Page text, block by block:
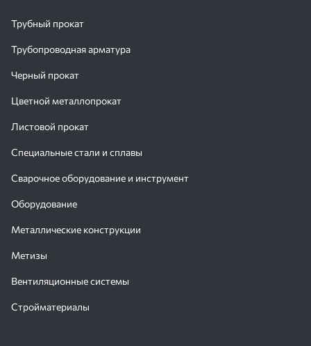
Трубный прокат
Трубопроводная арматура
Черный прокат
Цветной металлопрокат
Листовой прокат
Специальные стали и сплавы
Сварочное оборудование и инструмент
Оборудование
Металлические конструкции
Метизы
Вентиляционные системы
Стройматериалы